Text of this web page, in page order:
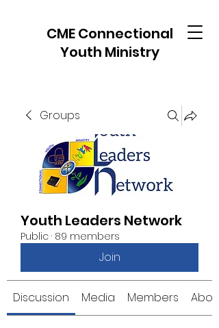
CME Connectional
Youth Ministry
Groups
Youth Leaders Network
Public · 89 members
Join
Discussion Media Members About